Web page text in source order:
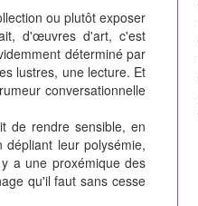
ou plutôt exposer
d'œuvres d'art, c'est
déterminé par
lustres, une lecture. Et
conversationnelle
de rendre sensible, en
leur polysémie,
a une proxémique des
qu'il faut sans cesse